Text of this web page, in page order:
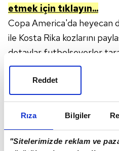
Rıza Bilgiler
"Sitelerimizde reklam ve
Reddet
etmek için tıklayın...
Copa America'da heyecan
ile Kosta Rika kozlarını
detaylar futbolseverler
Özellikle yayın bilgileri
Kosta Rika maçı ne
kanalda canlı yayınlanacak?
KOLOMBİYA - KOSTA
YAYINLANACAK?